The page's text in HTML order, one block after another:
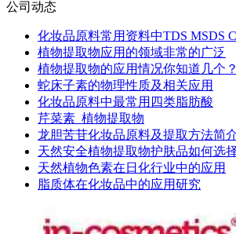
公司动态
化妆品原料常用资料中TDS MSDS
植物提取物应用的领域非常的广泛
植物提取物的应用情况你知道几个？
蛇床子素的物理性质及相关应用
化妆品原料中最常用四类脂肪酸
芹菜素_植物提取物
龙胆苦苷化妆品原料及提取方法简
天然安全植物提取物护肤品如何选
天然植物色素在日化行业中的应用
脂质体在化妆品中的应用研究